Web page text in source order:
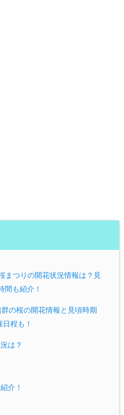
まつりの開花状況情報は？見
間も紹介！
の桜の開花情報と見頃時期
程も！
は？
介！